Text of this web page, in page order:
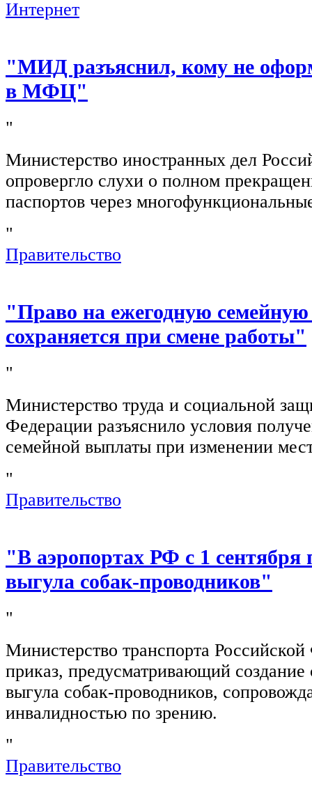
Интернет
"МИД разъяснил, кому не
в МФЦ"
"
Министерство иностранных дел
опровергло слухи о полном
паспортов через
"
Правительство
"Право на ежегодную
сохраняется при смене работы"
"
Министерство труда и социальной
Федерации разъяснило условия
семейной выплаты при изменении
"
Правительство
"В аэропортах РФ с 1 сентября
выгула собак-проводников"
"
Министерство транспорта
приказ, предусматривающий создание
выгула собак-проводников,
инвалидностью по зрению.
"
Правительство